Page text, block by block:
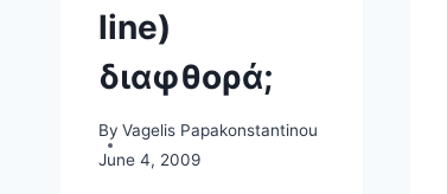
line)
διαφθορά;
By Vagelis Papakonstantinou
June 4, 2009